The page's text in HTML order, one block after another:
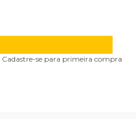
Cadastre-se para primeira compra